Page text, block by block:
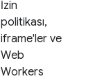
İzin
politikası,
iframe'ler ve
Web
Workers